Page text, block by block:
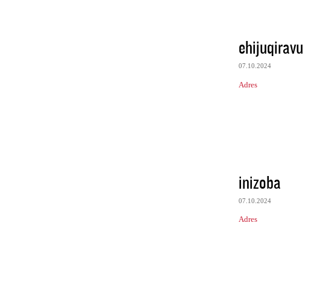
ehijuqiravu
07.10.2024
Adres
inizoba
07.10.2024
Adres